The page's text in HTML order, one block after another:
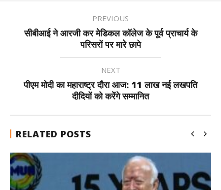
PREVIOUS
सीबीआई ने आरजी कर मेडिकल कॉलेज के पूर्व प्राचार्य के
परिसरों पर मारे छापे
NEXT
पीएम मोदी का महाराष्ट्र दौरा आज: 11 लाख नई लखपति
दीदियों को करेंगे सम्मानित
RELATED POSTS